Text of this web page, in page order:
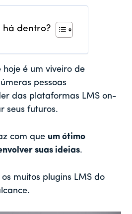
há dentro?
é um viveiro de
pessoas
das plataformas LMS on-
seus futuros.
com que um ótimo
suas ideias.
muitos plugins LMS do